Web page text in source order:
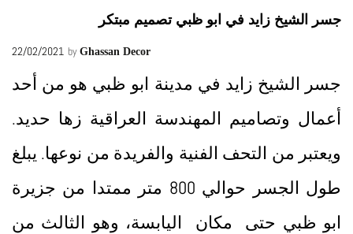
جسر الشيخ زايد في ابو ظبي تصميم مبتكر
22/02/2021 by Ghassan Decor
جسر الشيخ زايد في مدينة ابو ظبي هو من أحد
أعمال وتصاميم المهندسة العراقية زها حديد.
ويعتبر من التحف الفنية والفريدة من نوعها. يبلغ
طول الجسر حوالي 800 متر ممتدا من جزيرة
ابو ظبي حتى مكان اليابسة، وهو الثالث من